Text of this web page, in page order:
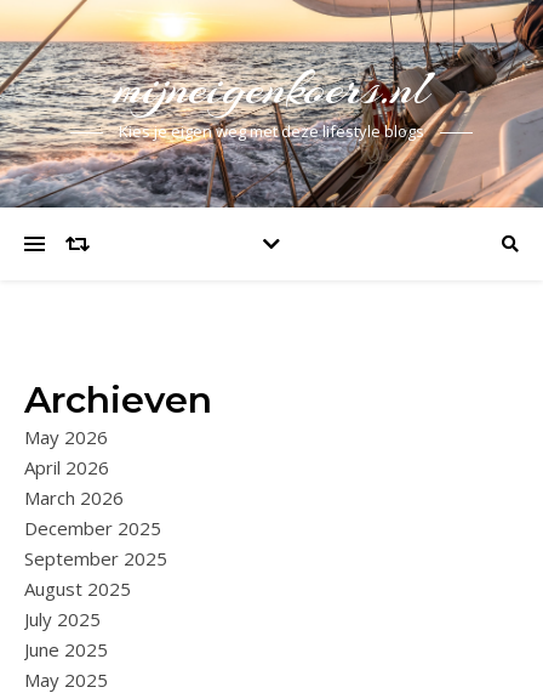
mijneigenkoers.nl
Kies je eigen weg met deze lifestyle blogs
Archieven
May 2026
April 2026
March 2026
December 2025
September 2025
August 2025
July 2025
June 2025
May 2025